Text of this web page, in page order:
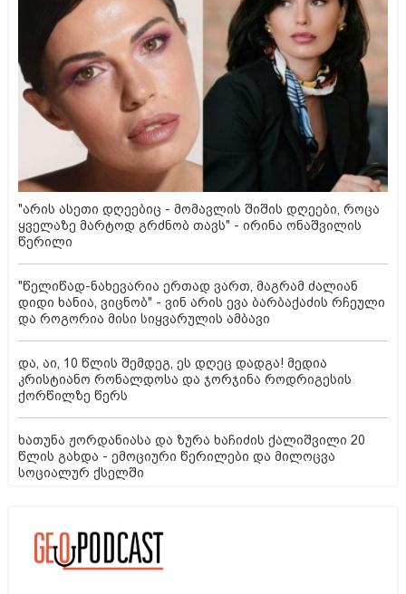
"არის ასეთი დღეებიც - მომავლის შიშის დღეები, როცა
ყველაზე მარტოდ გრძნობ თავს" - ირინა ონაშვილის
წერილი
"წელიწად-ნახევარია ერთად ვართ, მაგრამ ძალიან
დიდი ხანია, ვიცნობ" - ვინ არის ევა ბარბაქაძის რჩეული
და როგორია მისი სიყვარულის ამბავი
და, აი, 10 წლის შემდეგ, ეს დღეც დადგა! მედია
კრისტიანო რონალდოსა და ჯორჯინა როდრიგესის
ქორწილზე წერს
ხათუნა ჟორდანიასა და ზურა ხაჩიძის ქალიშვილი 20
წლის გახდა - ემოციური წერილები და მილოცვა
სოციალურ ქსელში